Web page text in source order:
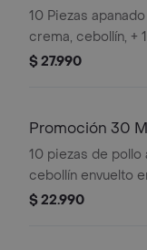
palitos, wasabi y
teriyaki.(no se
10 Piezas
crema, cebollín, +
kanikama, queso
$ 27.990
Promoción 30
10 piezas de pollo
cebollín envuelto
de camarón
$ 22.990